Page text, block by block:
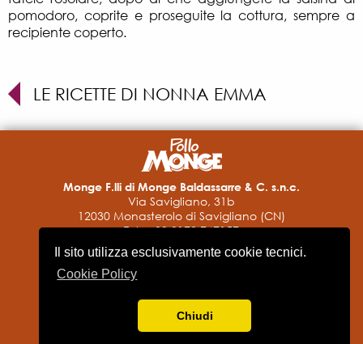
Il sito utilizza esclusivamente cookie tecnici.
Cookie Policy
Chiudi
pomodoro, coprite e proseguite la cottura, sempre a
recipiente coperto.
LE RICETTE DI NONNA EMMA
Monge F.lli di Monge Baldassarre & C. s.n.c.
Via Savigliano, 31b
12030 Monasterolo di Savigliano (CN)
Tel. + 39 0172 747157
Fax + 39 0172 747198-9
pollomonge@monge.it
P.IVA 00182170043
Accessibilità